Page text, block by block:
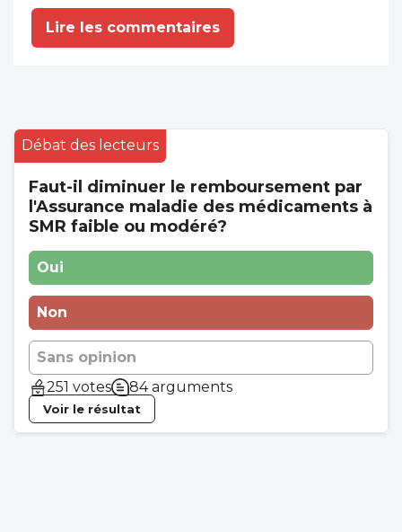
devenus fous !!!!
Lire les commentaires
Débat des lecteurs
Faut-il diminuer le remboursement par
l'Assurance maladie des médicaments à
SMR faible ou modéré?
Oui
Non
Sans opinion
251 votes
84 arguments
Voir le résultat